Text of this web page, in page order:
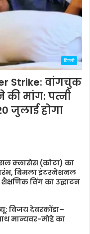
दिल्ली
Strike: वांगचुक
मांग: पत्नी
जुलाई होगा
क्लासेस (कोटा) का
बिमला इंटरनेशनल
विंग का उद्घाटन
विजय देवरकोंडा–
मान्यवर-मोहे का